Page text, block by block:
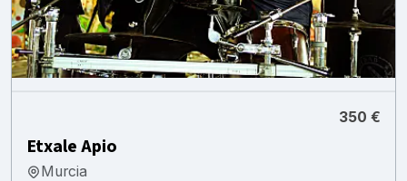
350 €
Etxale Apio
Murcia